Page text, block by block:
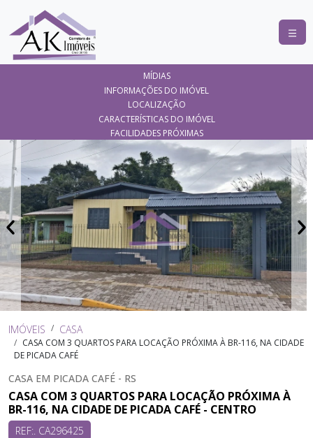
COMPRAR
LANÇAMENTOS
ANUNCIE
SEU
IMÓVEL
CONTATO
MÍDIAS
INFORMAÇÕES DO IMÓVEL
LOCALIZAÇÃO
CARACTERÍSTICAS DO IMÓVEL
FACILIDADES PRÓXIMAS
IMÓVEIS CASA
CASA COM 3 QUARTOS PARA LOCAÇÃO PRÓXIMA À BR-116, NA CIDADE
DE PICADA CAFÉ
CASA EM PICADA CAFÉ - RS
CASA COM 3 QUARTOS PARA LOCAÇÃO PRÓXIMA À
BR-116, NA CIDADE DE PICADA CAFÉ - CENTRO
REF:. CA296425